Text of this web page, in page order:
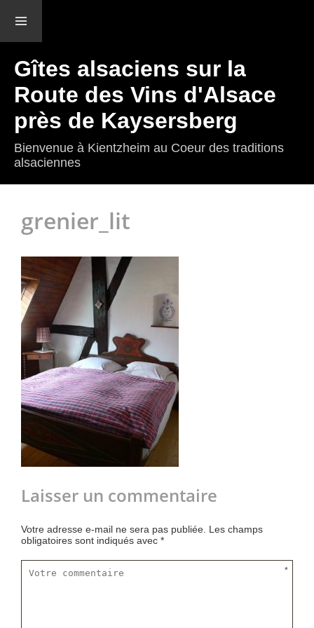
widgets
Gîtes alsaciens sur la
Route des Vins d'Alsace
près de Kaysersberg
Bienvenue à Kientzheim au Coeur des traditions
alsaciennes
grenier_lit
Laisser un commentaire
Votre adresse e-mail ne sera pas publiée. Les champs
obligatoires sont indiqués avec *
*